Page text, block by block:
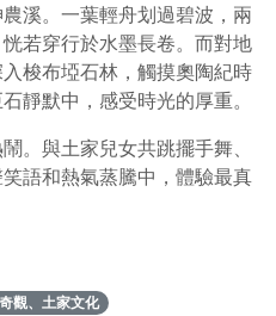
溪。一葉輕舟划過碧波，兩
若穿行於水墨長卷。而對地
梭布埡石林，觸摸奧陶紀時
靜默中，感受時光的厚重。
。與土家兒女共跳擺手舞、
語和熱氣蒸騰中，體驗最真
觀、土家文化